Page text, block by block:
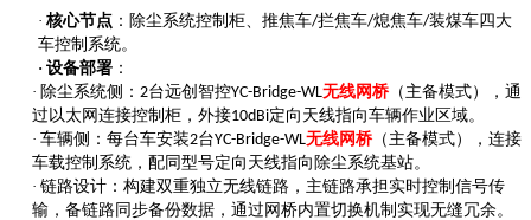
· 核心节点 ：除尘系统控制柜、推焦车/拦焦车/熄焦车/装煤车四大
车控制系统。
· 设备部署 ：
· 除尘系统侧： 2台远创智控YC-Bridge-WL无线网桥 （主备模式），通
过以太网连接控制柜，外接10dBi定向天线指向车辆作业区域。
· 车辆侧：每台车安装2台YC-Bridge-WL无线网桥 （主备模式），连接
车载控制系统，配同型号定向天线指向除尘系统基站。
· 链路设计：构建双重独立无线链路，主链路承担实时控制信号传
输，备链路同步备份数据，通过网桥内置切换机制实现无缝冗余。